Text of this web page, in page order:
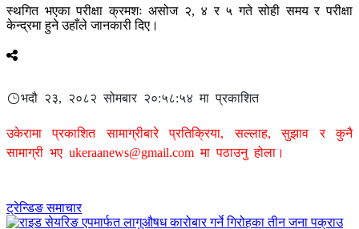
स्थगित भएका परीक्षा क्रमशः असोज २, ४ र ५ गते सोही समय र परीक्षा
केन्द्रमा हुने उहाँले जानकारी दिए।
भदौ २३, २०८२ सोमबार २०:५८:५४ मा प्रकाशित
उकेरामा प्रकाशित सामाग्रीबारे प्रतिक्रिया, सल्लाह, सुझाव र कुनै
सामाग्री भए ukeraanews@gmail.com मा पठाउनु होला।
ट्रेन्डिङ समाचार